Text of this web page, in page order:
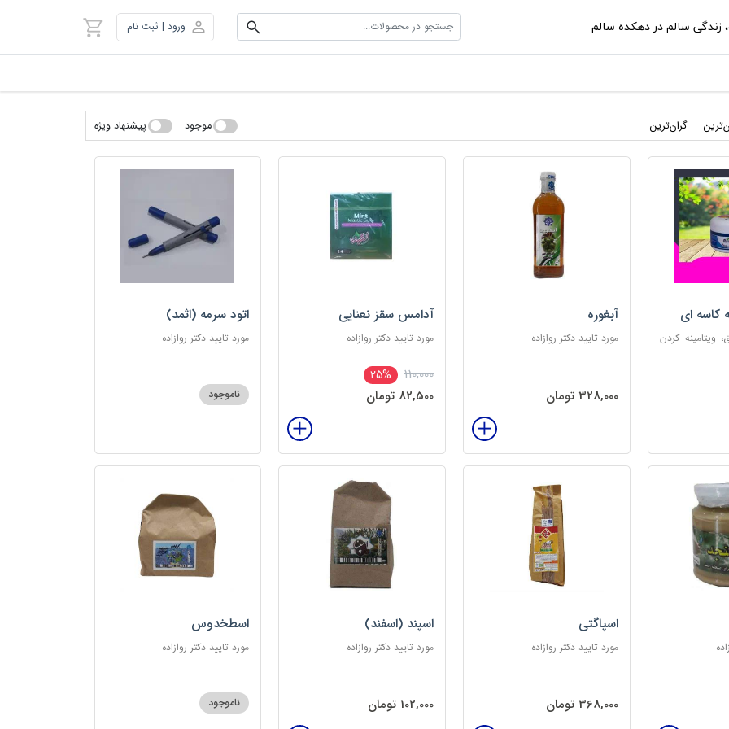
، زندگی سالم در دهکده سالم جستجو در محصولات... ورود | ثبت نام
گران‌ترین موجود پیشنهاد ویژه
کاسه ای
ویتامینه کردن
آبغوره
مورد تایید دکتر روازاده
328,000 تومان
آدامس سقز نعنایی
مورد تایید دکتر روازاده
110,000
25%
82,500 تومان
اتود سرمه (اثمد)
مورد تایید دکتر روازاده
ناموجود
اسپاگتی
مورد تایید دکتر روازاده
368,000 تومان
اسپند (اسفند)
مورد تایید دکتر روازاده
102,000 تومان
اسطخدوس
مورد تایید دکتر روازاده
ناموجود